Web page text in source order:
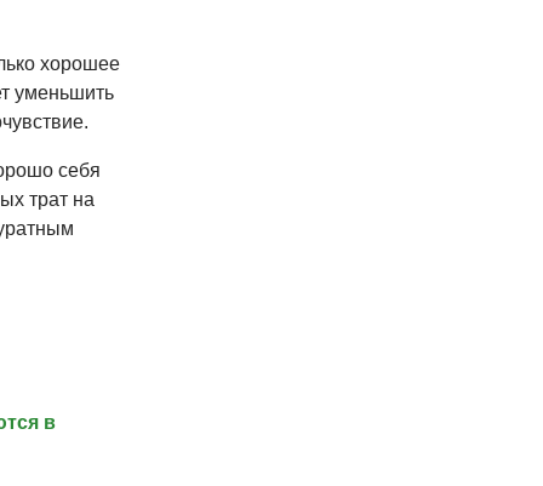
хорошее
уменьшить
себя
трат на
в